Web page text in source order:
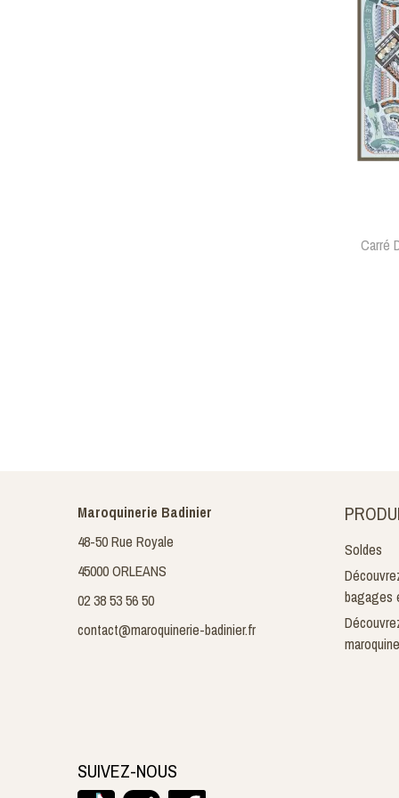
Carré
Maroquinerie Badinier
48-50 Rue Royale
45000 ORLEANS
02 38 53 56 50
contact@maroquinerie-badinier.fr
Soldes
bagages
SUIVEZ-NOUS